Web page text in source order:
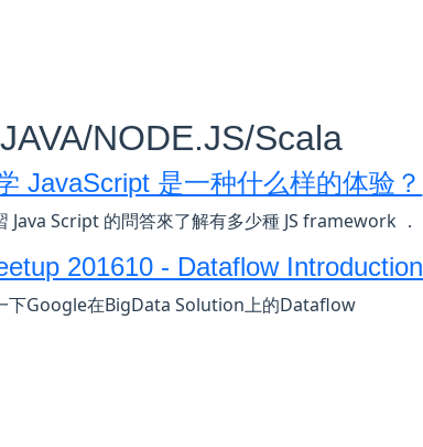
NODE.JS/Scala
JavaScript 是一种什么样的体验？
Java Script 的問答來了解有多少種 JS framework ．
201610 - Dataflow Introduction
下Google在BigData Solution上的Dataflow